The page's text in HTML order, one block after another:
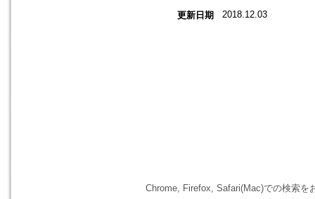
更新日期 2018.12.03
Chrome, Firefox, Safari(Mac)での検索を